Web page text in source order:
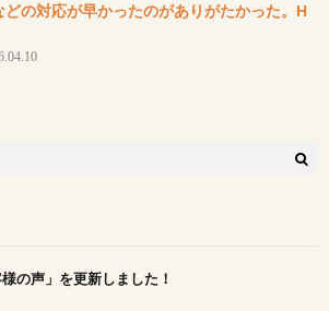
どの対応が早かったのがありがたかった。H
様の声」を更新しました！